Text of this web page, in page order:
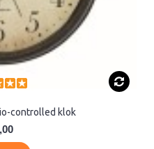
controlled klok